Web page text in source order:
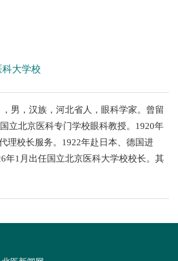
+
+
科大学校
男，汉族，河北省人，眼科学家。曾留
立北京医科专门学校眼科教授。1920年
理校长服务。1922年赴日本、德国进
年1月出任国立北京医科大学校校长。其